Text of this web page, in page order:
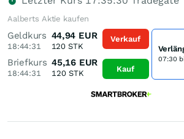
Aalberts Aktie kaufen
Geldkurs
18:44:31
44,94 EUR
120 STK
Briefkurs
18:44:31
45,16 EUR
120STK
Verkauf
Kauf
07:30